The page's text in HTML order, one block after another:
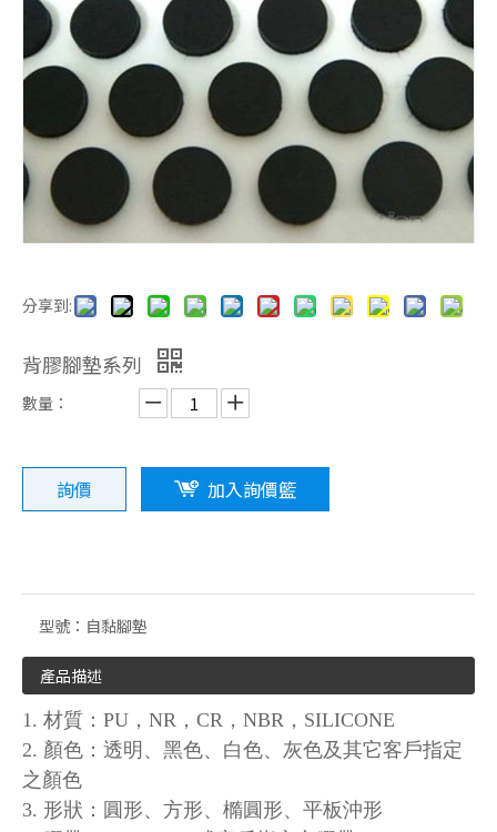
橡膠製品系列 3M背膠腳墊系列
分享到:
背膠腳墊系列
數量：
詢價 加入詢價籃
型號： 自黏腳墊
產品描述
1. 材質：PU，NR，CR，NBR，SILICONE
2. 顏色：透明、黑色、白色、灰色及其它客戶指定
之顏色
3. 形狀：圓形、方形、橢圓形、平板沖形